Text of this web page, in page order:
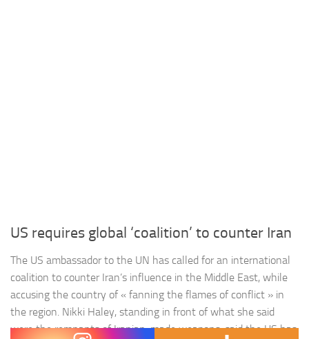
US requires global ‘coalition’ to counter Iran
The US ambassador to the UN has called for an international
coalition to counter Iran’s influence in the Middle East, while
accusing the country of « fanning the flames of conflict » in
the region. Nikki Haley, standing in front of what she said
were the remnants of Iranian-made weapons, said the US has